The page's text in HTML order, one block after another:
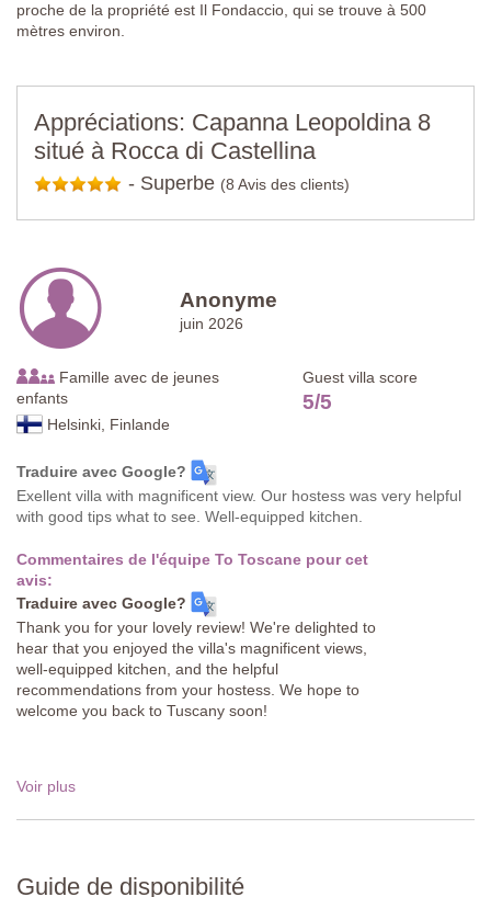
proche de la propriété est Il Fondaccio, qui se trouve à 500
mètres environ.
Appréciations: Capanna Leopoldina 8
situé à Rocca di Castellina
- Superbe (8 Avis des clients)
Anonyme
juin 2026
Famille avec de jeunes
enfants
Helsinki, Finlande
Guest villa score
5/5
Traduire avec Google?
Exellent villa with magnificent view. Our hostess was very helpful
with good tips what to see. Well-equipped kitchen.
Commentaires de l'équipe To Toscane pour cet
avis:
Traduire avec Google?
Thank you for your lovely review! We're delighted to
hear that you enjoyed the villa's magnificent views,
well-equipped kitchen, and the helpful
recommendations from your hostess. We hope to
welcome you back to Tuscany soon!
Voir plus
Guide de disponibilité